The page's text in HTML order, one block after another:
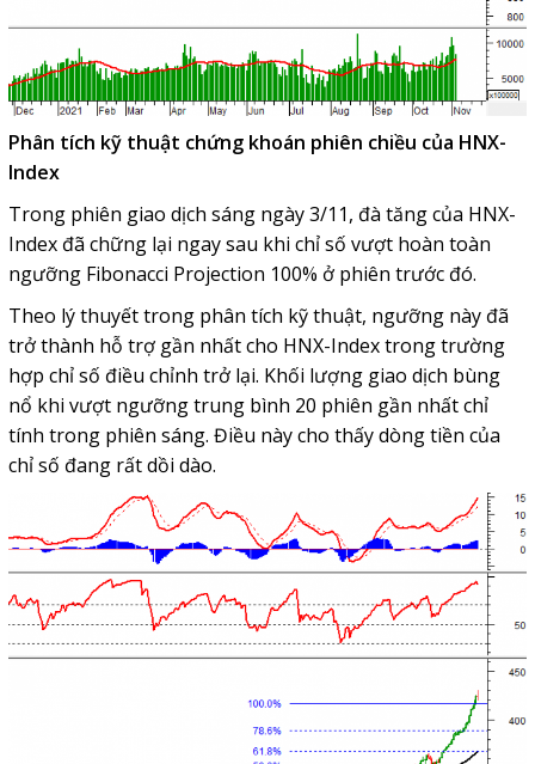
Phân tích kỹ thuật chứng khoán phiên chiều của HNX-
Index
Trong phiên giao dịch sáng ngày 3/11, đà tăng của HNX-
Index đã chững lại ngay sau khi chỉ số vượt hoàn toàn
ngưỡng Fibonacci Projection 100% ở phiên trước đó.
Theo lý thuyết trong phân tích kỹ thuật, ngưỡng này đã
trở thành hỗ trợ gần nhất cho HNX-Index trong trường
hợp chỉ số điều chỉnh trở lại. Khối lượng giao dịch bùng
nổ khi vượt ngưỡng trung bình 20 phiên gần nhất chỉ
tính trong phiên sáng. Điều này cho thấy dòng tiền của
chỉ số đang rất dồi dào.